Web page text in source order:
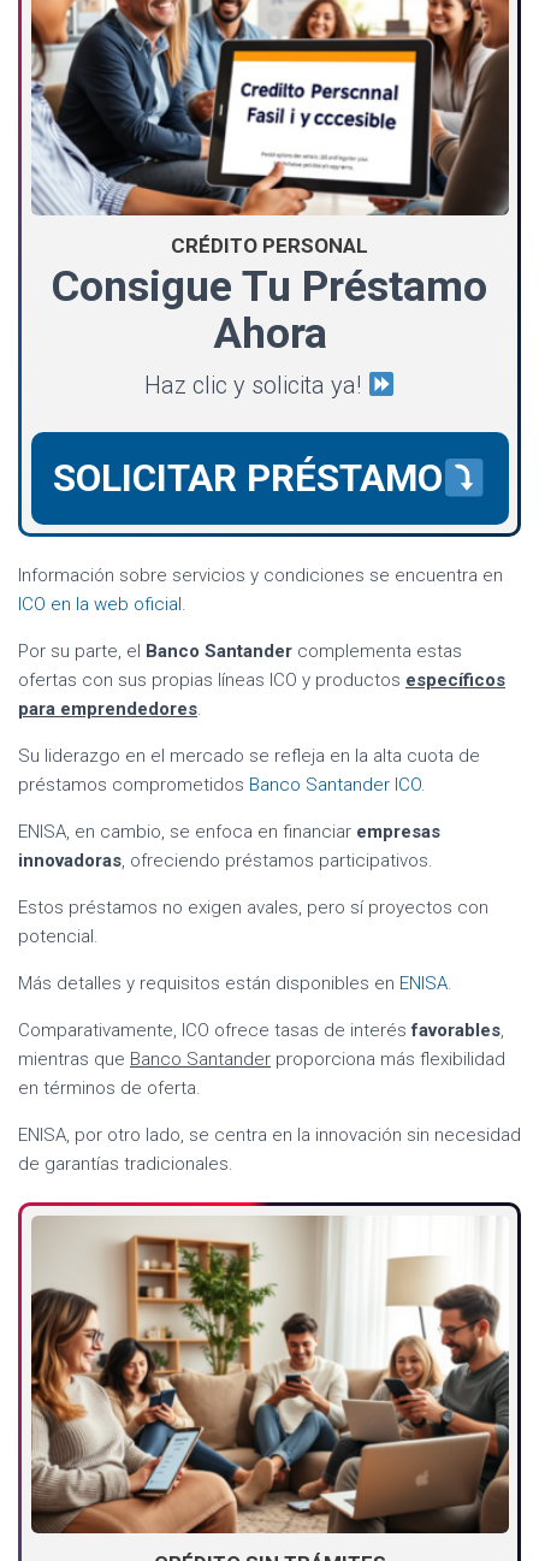
CRÉDITO PERSONAL
Consigue Tu Préstamo
Ahora
Haz clic y solicita ya!
SOLICITAR PRÉSTAMO
Información sobre servicios y condiciones se encuentra en
ICO en la web oficial.
Por su parte, el Banco Santander complementa estas
ofertas con sus propias líneas ICO y productos específicos
para emprendedores.
Su liderazgo en el mercado se refleja en la alta cuota de
préstamos comprometidos Banco Santander ICO.
ENISA, en cambio, se enfoca en financiar empresas
innovadoras, ofreciendo préstamos participativos.
Estos préstamos no exigen avales, pero sí proyectos con
potencial.
Más detalles y requisitos están disponibles en ENISA.
Comparativamente, ICO ofrece tasas de interésfavorables,
mientras que Banco Santander proporciona más flexibilidad
en términos de oferta.
ENISA, por otro lado, se centra en la innovación sin necesidad
de garantías tradicionales.